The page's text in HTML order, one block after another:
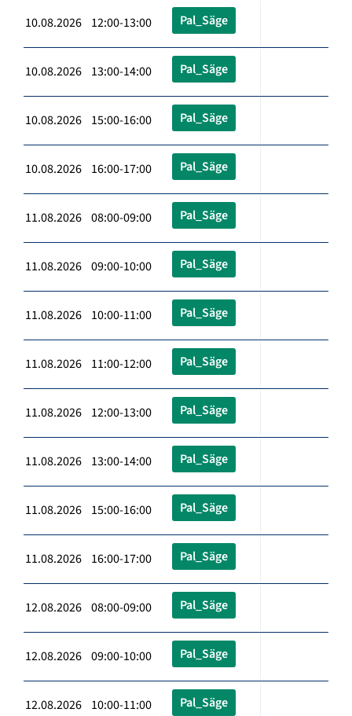
10.08.2026 12:00-13:00 Pal_Säge
10.08.2026 13:00-14:00 Pal_Säge
10.08.2026 15:00-16:00 Pal_Säge
10.08.2026 16:00-17:00 Pal_Säge
11.08.2026 08:00-09:00 Pal_Säge
11.08.2026 09:00-10:00 Pal_Säge
11.08.2026 10:00-11:00 Pal_Säge
11.08.2026 11:00-12:00 Pal_Säge
11.08.2026 12:00-13:00 Pal_Säge
11.08.2026 13:00-14:00 Pal_Säge
11.08.2026 15:00-16:00 Pal_Säge
11.08.2026 16:00-17:00 Pal_Säge
12.08.2026 08:00-09:00 Pal_Säge
12.08.2026 09:00-10:00 Pal_Säge
12.08.2026 10:00-11:00 Pal_Säge